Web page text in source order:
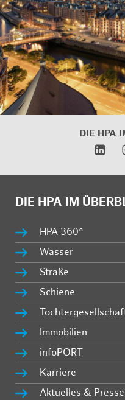
DIE HPA
DIE HPA IM
HPA 360°
Wasser
Straße
Schiene
Immobilien
infoPORT
Karriere
Aktuelles & Presse